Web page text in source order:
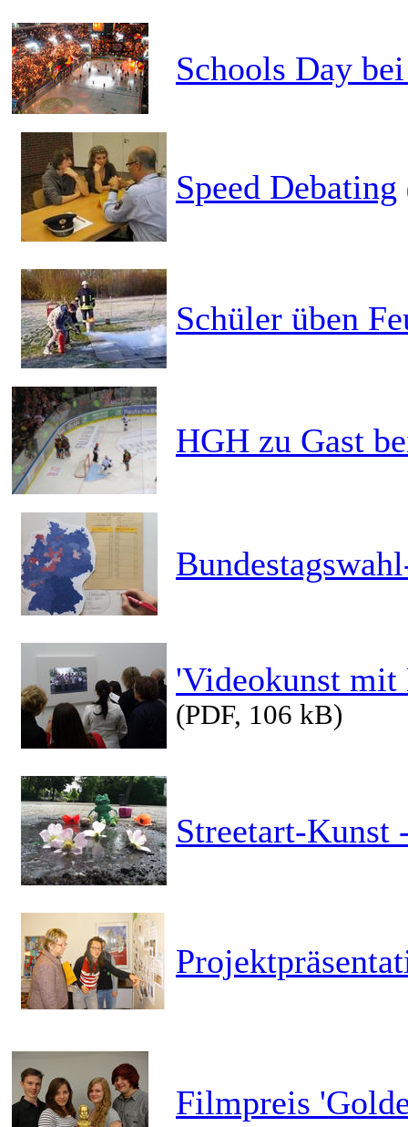
Schools Day
Speed Debating
Schüler üben
HGH zu Gast
'Videokunst
(PDF, 106 kB)
Streetart-Kunst
Filmpreis